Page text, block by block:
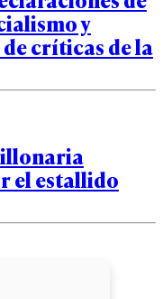
y
críticas de la
el estallido